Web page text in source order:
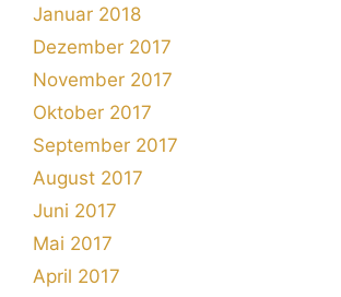
Januar 2018
Dezember 2017
November 2017
Oktober 2017
September 2017
August 2017
Juni 2017
Mai 2017
April 2017